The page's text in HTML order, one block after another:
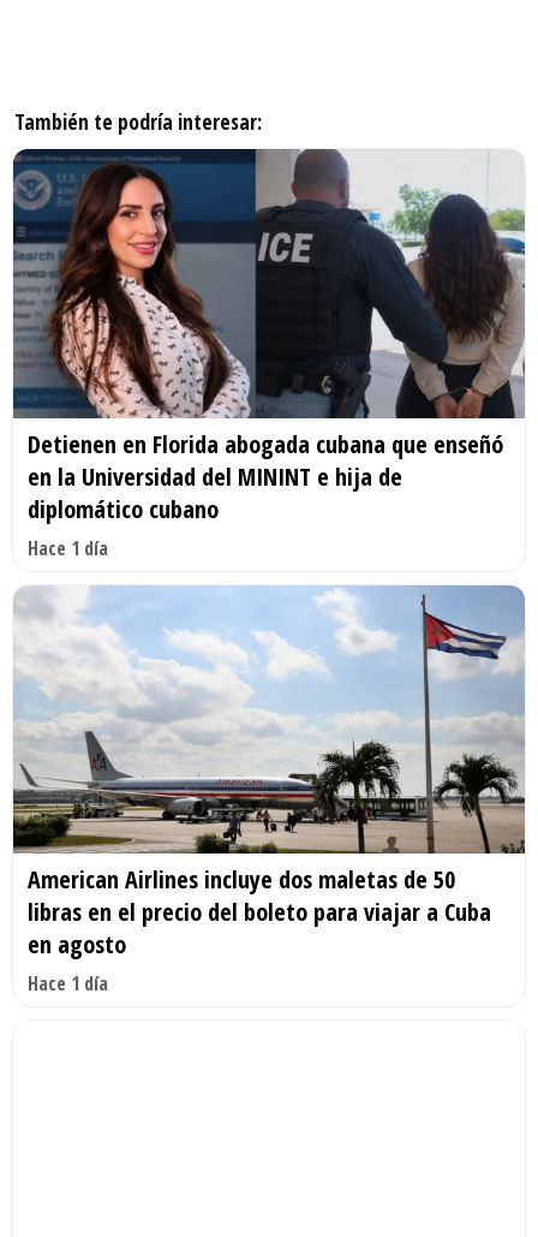
También te podría interesar:
Detienen en Florida abogada cubana que enseñó
en la Universidad del MININT e hija de
diplomático cubano
Hace 1 día
American Airlines incluye dos maletas de 50
libras en el precio del boleto para viajar a Cuba
en agosto
Hace 1 día